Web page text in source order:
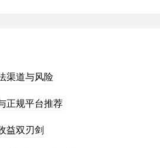
渠道与风险
正规平台推荐
益双刃剑